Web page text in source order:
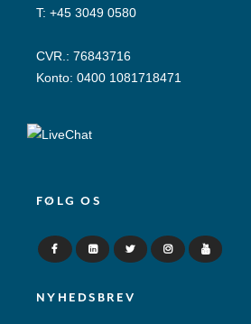
T: +45 3049 0580
CVR.: 76843716
Konto: 0400 1081718471
FØLG OS
NYHEDSBREV